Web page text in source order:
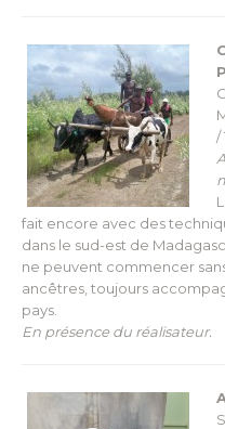
/
fait encore avec des
dans le sud-est de
ne peuvent commencer
ancêtres, toujours
pays.
En présence du réalisateur.